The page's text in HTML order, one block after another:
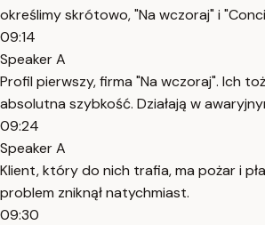
określimy skrótowo, "Na wczoraj" i
09:14
Speaker A
Profil pierwszy, firma "Na wczoraj". Ich
absolutna szybkość. Działają w
09:24
Speaker A
Klient, który do nich trafia, ma pożar i
problem zniknął natychmiast.
09:30